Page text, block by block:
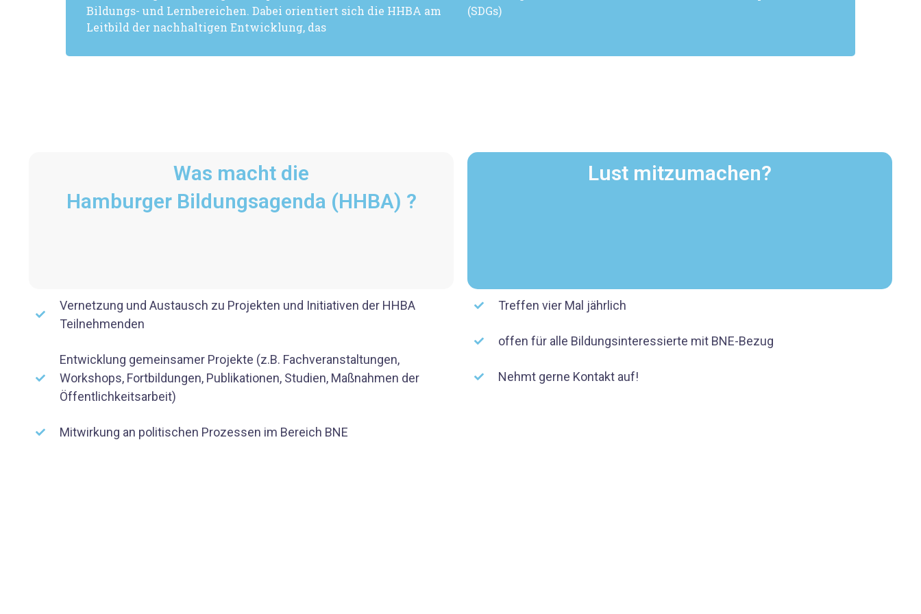
Bildungs- und Lernbereichen. Dabei orientiert sich die HHBA am
Leitbild der nachhaltigen Entwicklung, das
(SDGs)
Was macht die
Hamburger Bildungsagenda (HHBA) ?
Vernetzung und Austausch zu Projekten und Initiativen der HHBA
Teilnehmenden
Entwicklung gemeinsamer Projekte (z.B. Fachveranstaltungen,
Workshops, Fortbildungen, Publikationen, Studien, Maßnahmen der
Öffentlichkeitsarbeit)
Mitwirkung an politischen Prozessen im Bereich BNE
Lust mitzumachen?
Treffen vier Mal jährlich
offen für alle Bildungsinteressierte mit BNE-Bezug
Nehmt gerne Kontakt auf!